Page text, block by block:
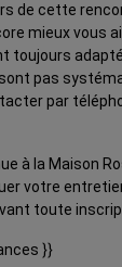
de cette
mieux vous
toujours
pas
par
à la Maison
votre
toute
}}